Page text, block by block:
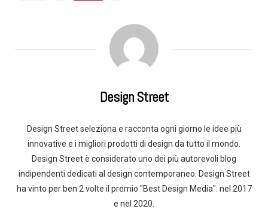
Design Street
Design Street seleziona e racconta ogni giorno le idee più
innovative e i migliori prodotti di design da tutto il mondo.
Design Street è considerato uno dei più autorevoli blog
indipendenti dedicati al design contemporaneo. Design Street
ha vinto per ben 2 volte il premio "Best Design Media": nel 2017
e nel 2020.